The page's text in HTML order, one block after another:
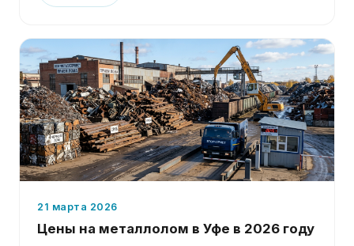
21 марта 2026
Цены на металлолом в Уфе в 2026 году